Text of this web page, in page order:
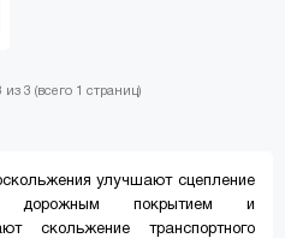
из 3 (всего 1 страниц)
улучшают сцепление
покрытием и
скольжение транспортного